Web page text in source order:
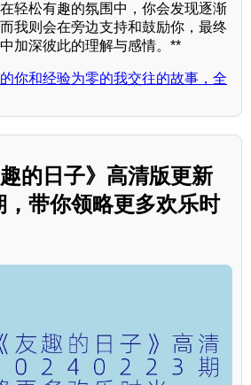
轻松有趣的氛围中，你会发现逐渐
我则会在旁边支持和鼓励你，最终
加深彼此的理解与感情。**
你和经验为零的我交往的故事，全
的日子》高清版更新
，带你领略更多欢乐时